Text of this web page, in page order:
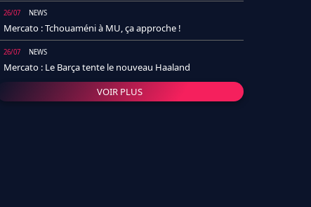
26/07 NEWS
Mercato : Tchouaméni à MU, ça approche !
26/07 NEWS
Mercato : Le Barça tente le nouveau Haaland
VOIR PLUS